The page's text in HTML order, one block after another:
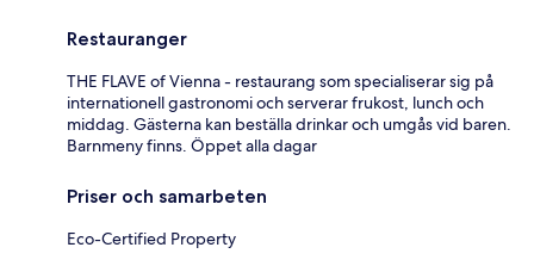
Restauranger
THE FLAVE of Vienna - restaurang som specialiserar sig på
internationell gastronomi och serverar frukost, lunch och
middag. Gästerna kan beställa drinkar och umgås vid baren.
Barnmeny finns. Öppet alla dagar
Priser och samarbeten
Eco-Certified Property